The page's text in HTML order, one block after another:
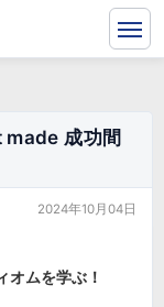
成功間
2024年10月04日
オムを学ぶ！